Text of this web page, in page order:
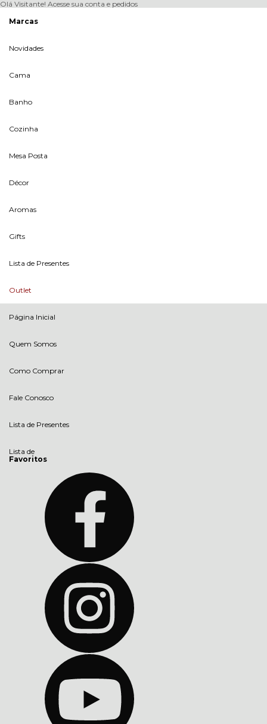
Olá Visitante! Acesse sua conta e pedidos
Marcas
Novidades
Cama
Banho
Cozinha
Mesa Posta
Décor
Aromas
Gifts
Lista de Presentes
Outlet
Página Inicial
Quem Somos
Como Comprar
Fale Conosco
Lista de Presentes
Lista de
Favoritos